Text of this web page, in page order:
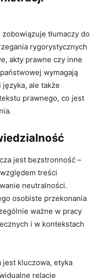
tłumaczy do
rygorystycznych
akty prawne czy inne
wymagają
ale także
prawnego, co jest
jest bezstronność –
treści
neutralności.
osobiste przekonania
ważne w pracy
i w kontekstach
jest kluczowa, etyka
relacje